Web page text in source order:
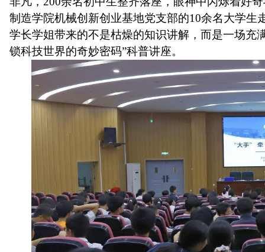
制造学院机械创新创业基地党支部的10余名大学生
学长学姐带来的不是枯燥的知识讲解，而是一场充
锁科技世界的奇妙密码”科普讲座。